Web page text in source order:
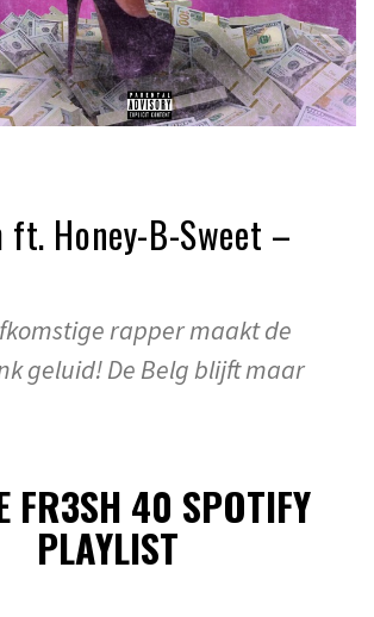
ft. Honey-B-Sweet –
rapper maakt de
geluid! De Belg blijft maar
FR3SH 40 SPOTIFY
PLAYLIST